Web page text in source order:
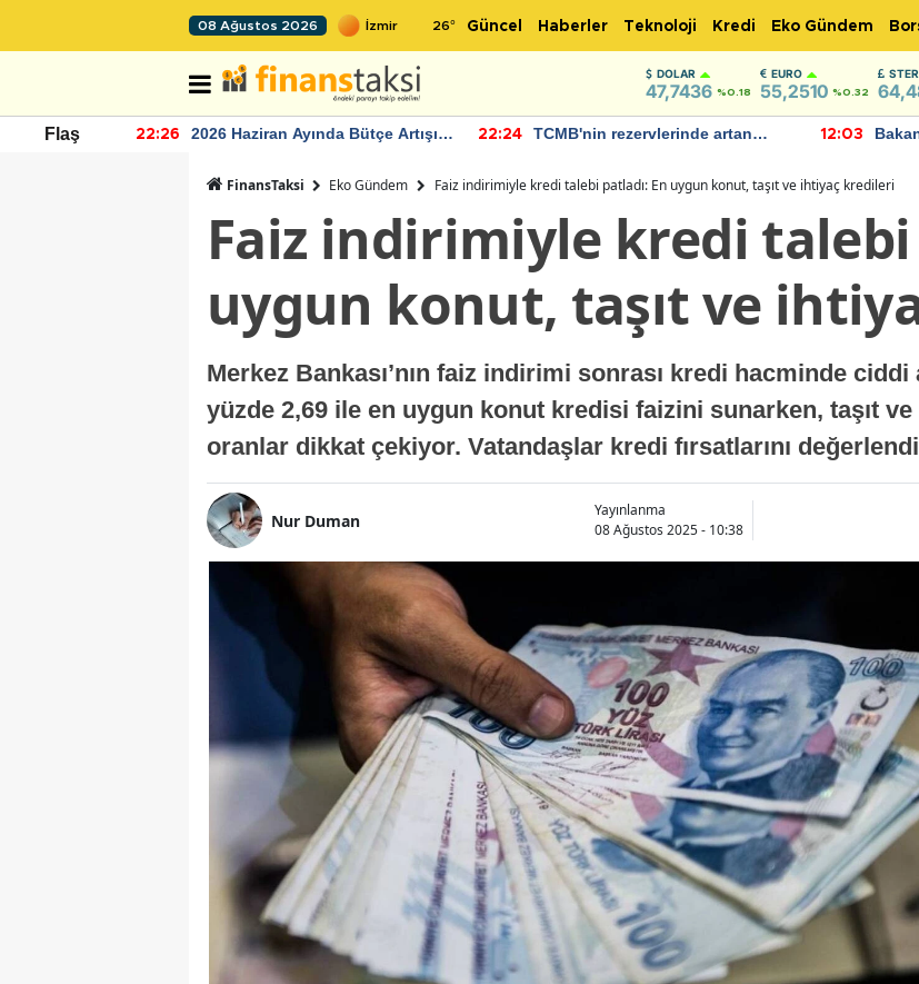
08 Ağustos 2026 26° Güncel Haberler Teknoloji Kredi Eko Gündem
DOLAR
47,7436 %0.18
EURO
55,2510 %0.32
Flaş 22:26
2026 Haziran Ayında Bütçe Artışı
22:24
TCMB'nin rezervlerinde artan
12:03
FinansTaksi Eko Gündem Faiz indirimiyle kredi talebi patladı: En uygun konut, taşıt ve ihtiyaç kredileri
Faiz indirimiyle kredi talebi
uygun konut, taşıt ve
Merkez Bankası’nın faiz indirimi sonrası kredi hacminde ciddi
yüzde 2,69 ile en uygun konut kredisi faizini sunarken, taşıt
oranlar dikkat çekiyor. Vatandaşlar kredi fırsatlarını
Nur Duman
Yayınlanma
08 Ağustos 2025 - 10:38